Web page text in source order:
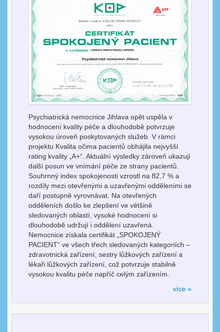
Psychiatrická nemocnice Jihlava opět uspěla v
hodnocení kvality péče a dlouhodobě potvrzuje
vysokou úroveň poskytovaných služeb. V rámci
projektu Kvalita očima pacientů obhájila nejvyšší
rating kvality „A+“. Aktuální výsledky zároveň ukazují
další posun ve vnímání péče ze strany pacientů.
Souhrnný index spokojenosti vzrostl na 82,7 % a
rozdíly mezi otevřenými a uzavřenými odděleními se
daří postupně vyrovnávat. Na otevřených
odděleních došlo ke zlepšení ve většině
sledovaných oblastí, vysoké hodnocení si
dlouhodobě udržují i oddělení uzavřená.
Nemocnice získala certifikát „SPOKOJENÝ
PACIENT“ ve všech třech sledovaných kategoriích –
zdravotnická zařízení, sestry lůžkových zařízení a
lékaři lůžkových zařízení, což potvrzuje stabilně
vysokou kvalitu péče napříč celým zařízením.
více »